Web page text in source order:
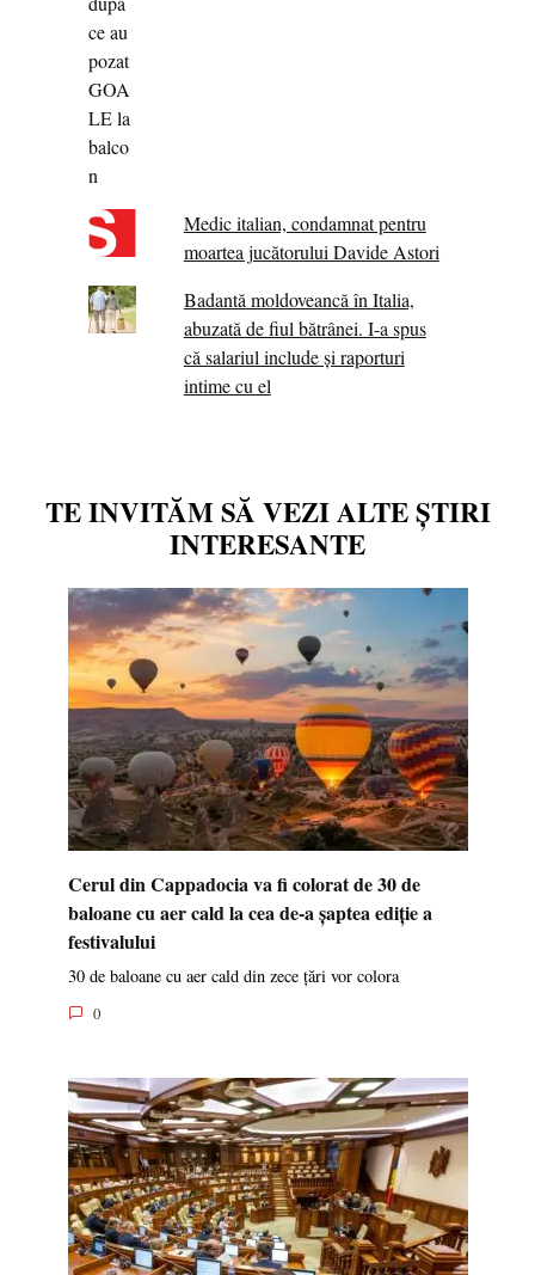
Medic italian, condamnat pentru
moartea jucătorului Davide Astori
Badantă moldoveancă în Italia,
abuzată de fiul bătrânei. I-a spus
că salariul include și raporturi
intime cu el
TE INVITĂM SĂ VEZI ALTE ȘTIRI
INTERESANTE
Cerul din Cappadocia va fi colorat de 30 de
baloane cu aer cald la cea de-a șaptea ediție a
festivalului
30 de baloane cu aer cald din zece țări vor colora
0